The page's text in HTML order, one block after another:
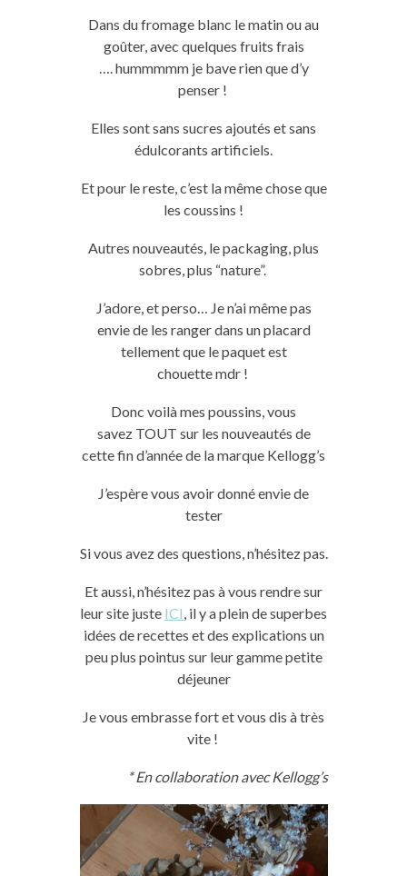
Dans du fromage blanc le matin ou au
goûter, avec quelques fruits frais
….hummmmmje bave rien que d’y
penser !
Elles sont sans sucres ajoutés et sans
édulcorants artificiels.
Et pour le reste, c’est la même chose que
les coussins !
Autres nouveautés, le packaging, plus
sobres, plus “nature”.
J’adore, et perso… Je n’ai même pas
envie de les ranger dans un placard
tellement que le paquet est
chouettemdr!
Donc voilà mes poussins, vous
savez TOUT sur les nouveautés de
cette fin d’année de la marque Kellogg’s
J’espère vous avoir donné envie de
tester
Si vous avez des questions, n’hésitez pas.
Et aussi, n’hésitez pas à vous rendre sur
leur site juste ICI, il y a plein de superbes
idées de recettes et des explications un
peu plus pointus sur leur gamme petite
déjeuner
Je vous embrasse fort et vous dis à très
vite !
* En collaboration avec Kellogg’s